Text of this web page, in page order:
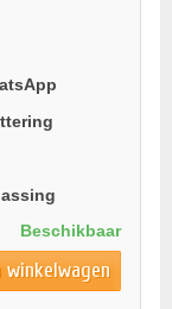
Beschikbaar
winkelwagen